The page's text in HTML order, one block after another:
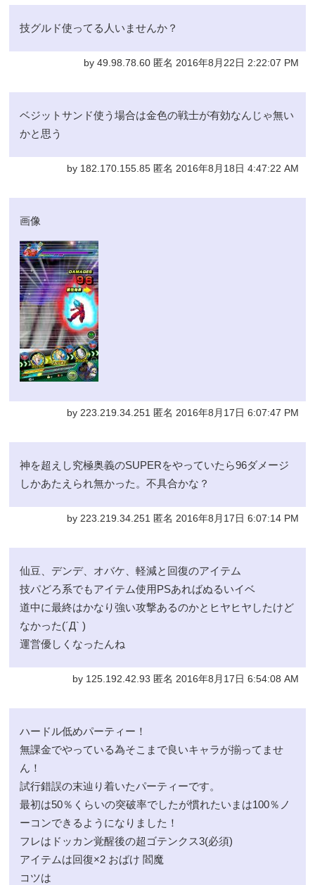
技グルド使ってる人いませんか？
by 49.98.78.60 匿名 2016年8月22日 2:22:07 PM
ベジットサンド使う場合は金色の戦士が有効なんじゃ無い
かと思う
by 182.170.155.85 匿名 2016年8月18日 4:47:22 AM
画像
by 223.219.34.251 匿名 2016年8月17日 6:07:47 PM
神を超えし究極奥義のSUPERをやっていたら96ダメージ
しかあたえられ無かった。不具合かな？
by 223.219.34.251 匿名 2016年8月17日 6:07:14 PM
仙豆、デンデ、オバケ、軽減と回復のアイテム
技パどろ系でもアイテム使用PSあればぬるいイベ
道中に最終はかなり強い攻撃あるのかとヒヤヒヤしたけど
なかった(´Д` )
運営優しくなったんね
by 125.192.42.93 匿名 2016年8月17日 6:54:08 AM
ハードル低めパーティー！
無課金でやっている為そこまで良いキャラが揃ってませ
ん！
試行錯誤の末辿り着いたパーティーです。
最初は50％くらいの突破率でしたが慣れたいまは100％ノ
ーコンできるようになりました！
フレはドッカン覚醒後の超ゴテンクス3(必須)
アイテムは回復×2 おばけ 閻魔
コツは